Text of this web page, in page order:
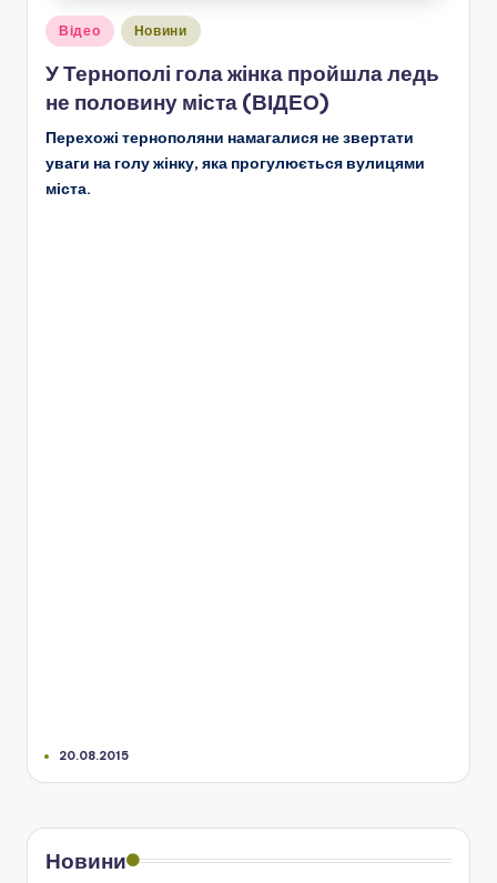
Опубліковано
Відео Новини
У Тернополі гола жінка пройшла ледь
не половину міста (ВІДЕО)
Перехожі тернополяни намагалися не звертати
уваги на голу жінку, яка прогулюється вулицями
міста.
20.08.2015
Новини